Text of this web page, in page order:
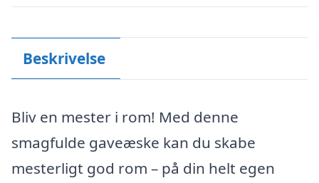
Beskrivelse
Bliv en mester i rom! Med denne
smagfulde gaveæske kan du skabe
mesterligt god rom – på din helt egen